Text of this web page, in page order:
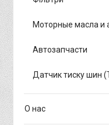
Моторные масла и
Автозапчасти
Датчик тиску шин
О нас